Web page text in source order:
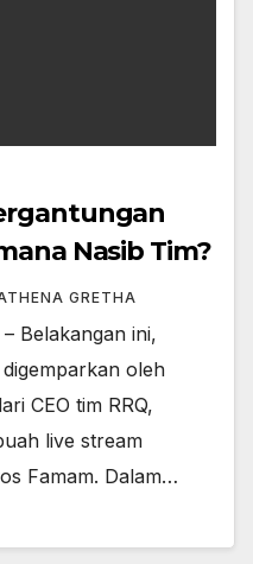
Nasib Tim?
GRETHA
Belakangan ini,
oleh
CEO tim RRQ,
live stream
Famam. Dalam…